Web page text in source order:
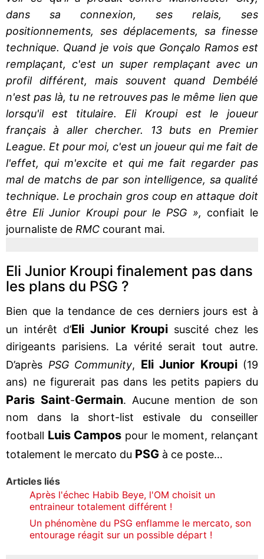
dans sa connexion, ses relais, ses
positionnements, ses déplacements, sa finesse
technique. Quand je vois que Gonçalo Ramos est
remplaçant, c'est un super remplaçant avec un
profil différent, mais souvent quand Dembélé
n'est pas là, tu ne retrouves pas le même lien que
lorsqu'il est titulaire. Eli Kroupi est le joueur
français à aller chercher. 13 buts en Premier
League. Et pour moi, c'est un joueur qui me fait de
l'effet, qui m'excite et qui me fait regarder pas
mal de matchs de par son intelligence, sa qualité
technique. Le prochain gros coup en attaque doit
être Eli Junior Kroupi pour le PSG », confiait le
journaliste de RMC courant mai.
Eli Junior Kroupi finalement pas dans
les plans du PSG ?
Bien que la tendance de ces derniers jours est à
un intérêt d’Eli Junior Kroupi suscité chez les
dirigeants parisiens. La vérité serait tout autre.
D’après PSG Community, Eli Junior Kroupi (19
ans) ne figurerait pas dans les petits papiers du
Paris Saint-Germain. Aucune mention de son
nom dans la short-list estivale du conseiller
football Luis Campos pour le moment, relançant
totalement le mercato du PSG à ce poste…
Articles liés
Après l'échec Habib Beye, l'OM choisit un
entraineur totalement différent !
Un phénomène du PSG enflamme le mercato, son
entourage réagit sur un possible départ !